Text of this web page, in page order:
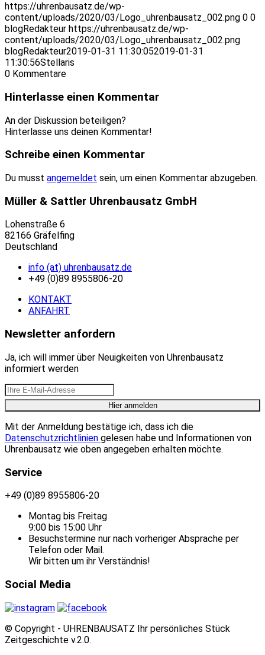
https://uhrenbausatz.de/wp-
content/uploads/2020/03/Logo_uhrenbausatz_002.png 0 0
blogRedakteur https://uhrenbausatz.de/wp-
content/uploads/2020/03/Logo_uhrenbausatz_002.png
blogRedakteur2019-01-31 11:30:052019-01-31
11:30:56Stellaris
0 Kommentare
Hinterlasse einen Kommentar
An der Diskussion beteiligen?
Hinterlasse uns deinen Kommentar!
Schreibe einen Kommentar
Du musst angemeldet sein, um einen Kommentar abzugeben.
Müller & Sattler Uhrenbausatz GmbH
Lohenstraße 6
82166 Gräfelfing
Deutschland
info (at) uhrenbausatz.de
+49 (0)89 8955806-20
KONTAKT
ANFAHRT
Newsletter anfordern
Ja, ich will immer über Neuigkeiten von Uhrenbausatz
informiert werden
Mit der Anmeldung bestätige ich, dass ich die
Datenschutzrichtlinien gelesen habe und Informationen von
Uhrenbausatz wie oben angegeben erhalten möchte.
Service
+49 (0)89 8955806-20
Montag bis Freitag
9:00 bis 15:00 Uhr
Besuchstermine nur nach vorheriger Absprache per
Telefon oder Mail.
Wir bitten um ihr Verständnis!
Social Media
© Copyright - UHRENBAUSATZ Ihr persönliches Stück
Zeitgeschichte v.2.0.